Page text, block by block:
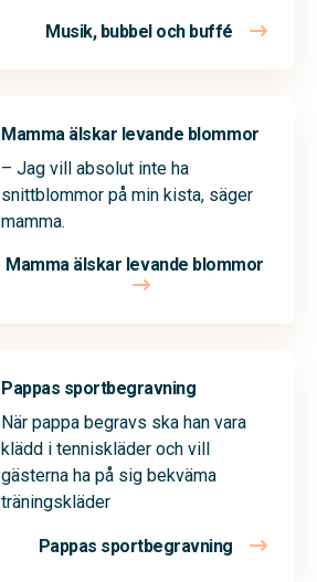
Musik, bubbel och buffé
Mamma älskar levande blommor
– Jag vill absolut inte ha
snittblommor på min kista, säger
mamma.
Mamma älskar levande blommor
Pappas sportbegravning
När pappa begravs ska han vara
klädd i tenniskläder och vill
gästerna ha på sig bekväma
träningskläder
Pappas sportbegravning